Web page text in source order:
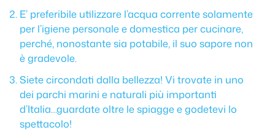
E’ preferibile utilizzare l’acqua corrente solamente
per l’igiene personale e domestica per cucinare,
perché, nonostante sia potabile, il suo sapore non
è gradevole.
Siete circondati dalla bellezza! Vi trovate in uno
dei parchi marini e naturali più importanti
d’Italia…guardate oltre le spiagge e godetevi lo
spettacolo!